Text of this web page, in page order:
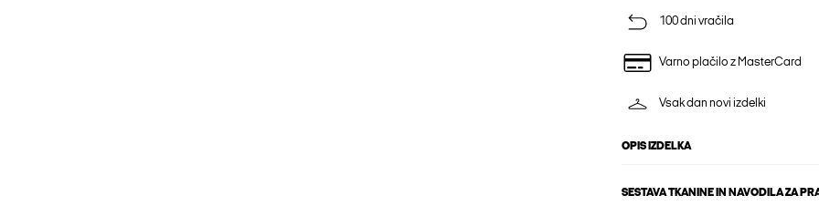
100 dni vračila
Varno plačilo z MasterCard
Vsak dan novi izdelki
OPIS IZDELKA
SESTAVA TKANINE IN NAVODILA ZA